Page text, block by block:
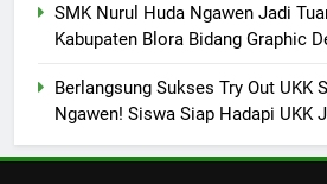
SMK Nurul Huda Ngawen Jadi
Kabupaten Blora Bidang Graphic
Berlangsung Sukses Try Out UKK
Ngawen! Siswa Siap Hadapi UKK
SMK Nurul
Tes TOEIC
Kompetensi
Siswa
SMK PUSAT
2